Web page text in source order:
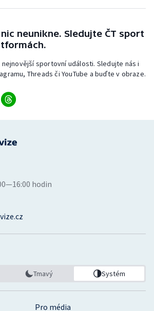
neunikne. Sledujte ČT sport
sportovní události. Sledujte nás i
Threads či YouTube a buďte v obraze.
Pro média
hodin
Tmavý Systém